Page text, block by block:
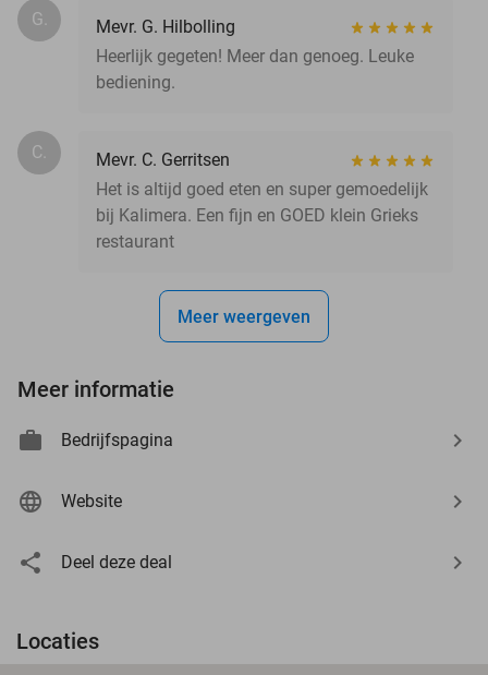
G.
Mevr. G. Hilbolling
Heerlijk gegeten! Meer dan genoeg. Leuke
bediening.
C.
Mevr. C. Gerritsen
Het is altijd goed eten en super gemoedelijk
bij Kalimera. Een fijn en GOED klein Grieks
restaurant
Meer weergeven
Meer informatie
Bedrijfspagina
Website
Deel deze deal
Locaties